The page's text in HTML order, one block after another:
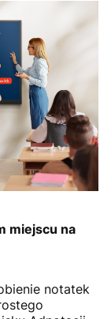
miejscu na
notatek